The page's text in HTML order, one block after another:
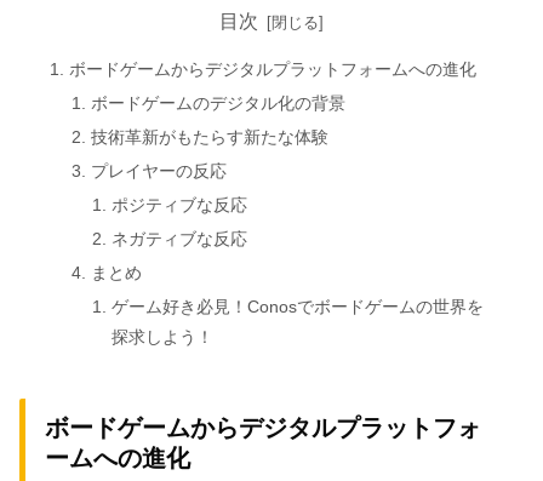
目次
ボードゲームからデジタルプラットフォームへの進化
ボードゲームのデジタル化の背景
技術革新がもたらす新たな体験
プレイヤーの反応
ポジティブな反応
ネガティブな反応
まとめ
ゲーム好き必見！Conosでボードゲームの世界を
探求しよう！
ボードゲームからデジタルプラットフォ
ームへの進化